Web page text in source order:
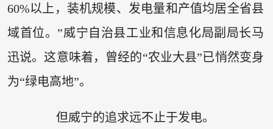
60%以上，装机规模、发电量和产值均居全省县
域首位。”威宁自治县工业和信息化局副局长马
迅说。这意味着，曾经的“农业大县”已悄然变身
为“绿电高地”。
但威宁的追求远不止于发电。